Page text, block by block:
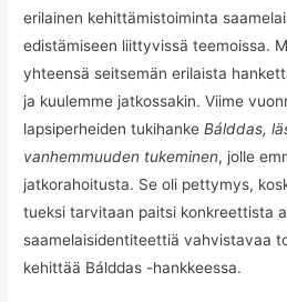
erilainen kehittämistoiminta
edistämiseen liittyvissä teemoissa.
yhteensä seitsemän erilaista
ja kuulemme jatkossakin. Viime
lapsiperheiden tukihankeBálddas,
vanhemmuuden tukeminen, jolle
jatkorahoitusta. Se oli pettymys,
tueksi tarvitaan paitsi konkreettista
saamelaisidentiteettiä vahvistavaa
kehittää Bálddas -hankkeessa.